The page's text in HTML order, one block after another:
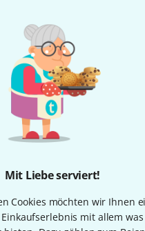
Mit Liebe serviert!
Cookies möchten wir Ihnen
mit allem was
Jetzt anmelden
stimmen Sie dem Erhalt
des E-Mail-
möglich. Weitere Informationen
Datenschutzhinweisen
* Pflichtfeld
& bezahlen